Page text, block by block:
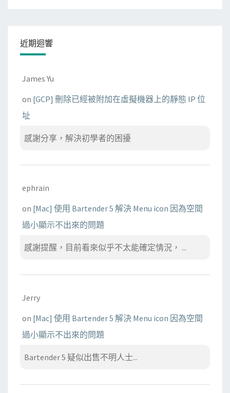
近期迴響
James Yu
on [GCP] 刪除已經被附加在虛擬機器上的靜態 IP 位
址
感謝分享，解決初學者的困擾
ephrain
on [Mac] 使用 Bartender 5 解決 Menu icon 因為空間
過小顯示不出來的問題
感謝提醒，目前看來似乎不太能確定情況， ...
Jerry
on [Mac] 使用 Bartender 5 解決 Menu icon 因為空間
過小顯示不出來的問題
Bartender 5 疑似出售不明人士...